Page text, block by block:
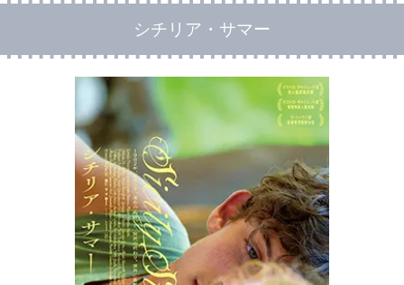
シチリア・サマー